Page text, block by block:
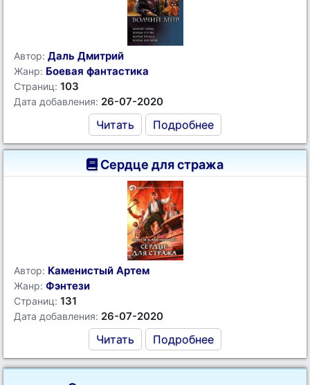
Автор: Даль Дмитрий
Жанр: Боевая фантастика
Страниц: 103
Дата добавления: 26-07-2020
Читать Подробнее
Сердце для стража
Автор: Каменистый Артем
Жанр: Фэнтези
Страниц: 131
Дата добавления: 26-07-2020
Читать Подробнее